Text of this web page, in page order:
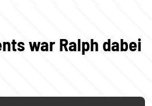
war Ralph dabei